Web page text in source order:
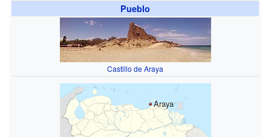
Pueblo
Castillo de Araya
Araya